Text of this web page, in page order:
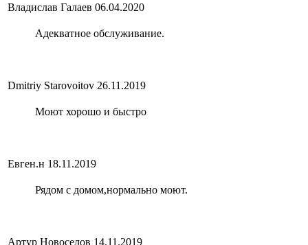
Владислав Галаев 06.04.2020
Адекватное обслуживание.
Dmitriy Starovoitov 26.11.2019
Моют хорошо и быстро
Евген.н 18.11.2019
Рядом с домом,нормально моют.
Артур Новоселов 14.11.2019